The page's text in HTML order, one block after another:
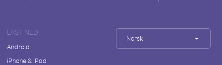
LAST NED
Android
iPhone & iPad
Norsk